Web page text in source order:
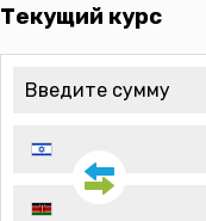
Текущий курс